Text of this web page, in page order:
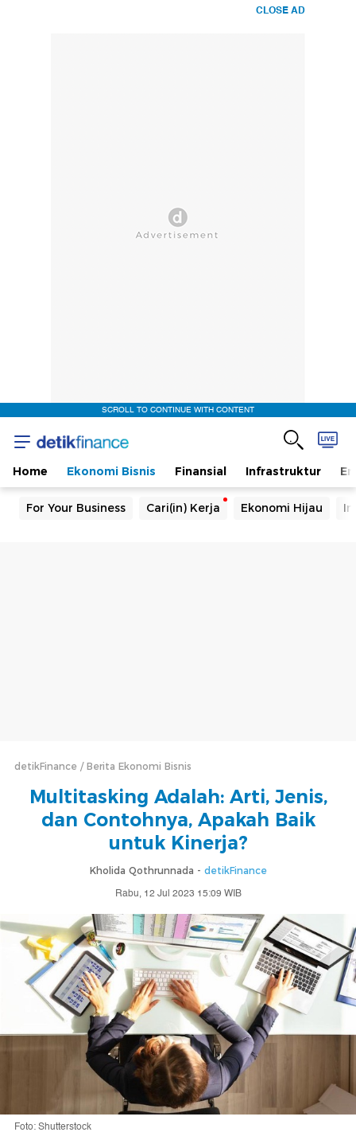
CLOSE AD
SCROLL TO CONTINUE WITH CONTENT
Home Ekonomi Bisnis Finansial Infrastruktur
For Your Business Cari(in) Kerja Ekonomi Hijau
detikFinance Berita Ekonomi Bisnis
Multitasking Adalah: Arti, Jenis,
dan Contohnya, Apakah Baik
untuk Kinerja?
Kholida Qothrunnada - detikFinance
Rabu, 12 Jul 2023 15:09 WIB
Foto: Shutterstock